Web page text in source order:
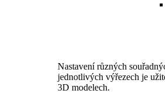
Nastavení různých
jednotlivých výřezech je
3D modelech.